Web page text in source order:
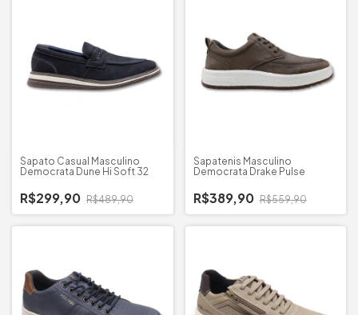
Sapato Casual Masculino
Democrata Dune Hi Soft 32
R$299,90 R$489,90
Sapatenis Masculino
Democrata Drake Pulse
R$389,90 R$559,90